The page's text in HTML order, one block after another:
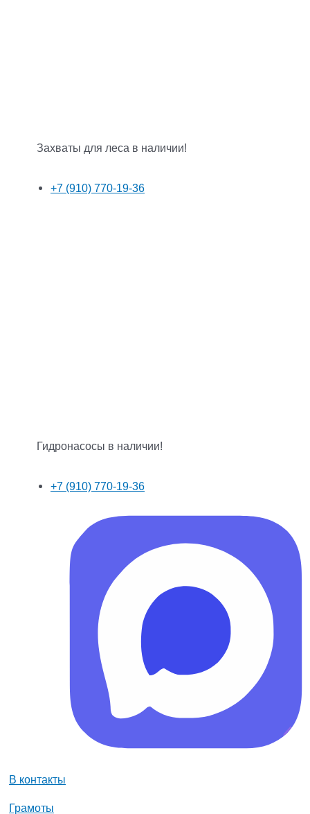
Захваты для леса в наличии!
+7 (910) 770-19-36
Гидронасосы в наличии!
+7 (910) 770-19-36
В контакты
Грамоты